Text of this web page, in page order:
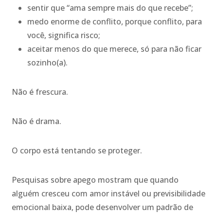
sentir que “ama sempre mais do que recebe”;
medo enorme de conflito, porque conflito, para
você, significa risco;
aceitar menos do que merece, só para não ficar
sozinho(a).
Não é frescura.
Não é drama.
O corpo está tentando se proteger.
Pesquisas sobre apego mostram que quando
alguém cresceu com amor instável ou previsibilidade
emocional baixa, pode desenvolver um padrão de